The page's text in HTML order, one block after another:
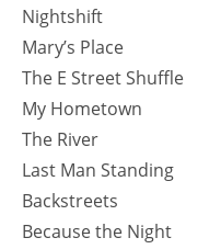
Nightshift
Mary’s Place
The E Street Shuffle
My Hometown
The River
Last Man Standing
Backstreets
Because the Night